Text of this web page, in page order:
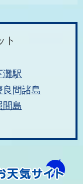
ト
灘駅
良間諸島
間島